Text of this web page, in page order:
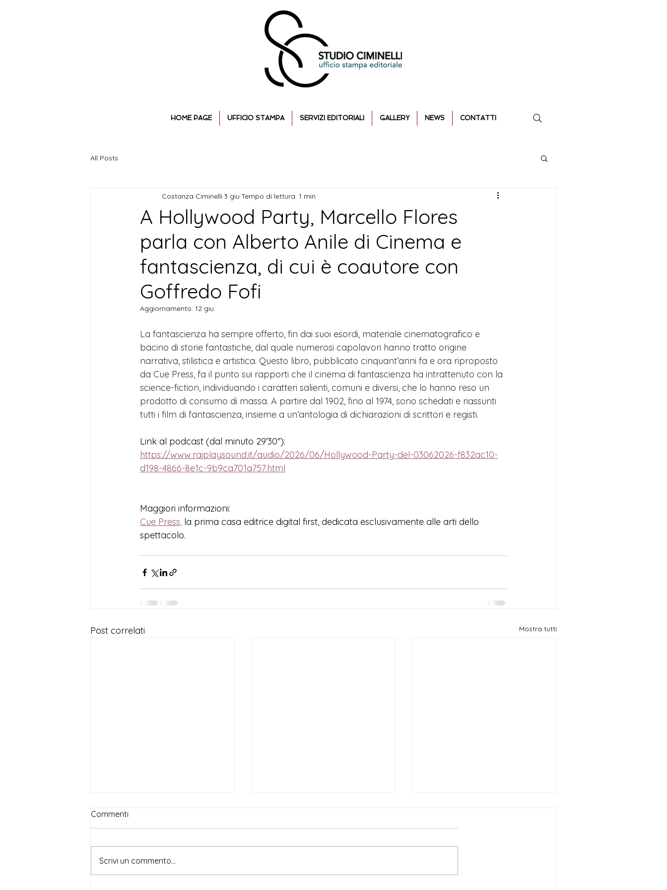
HOME PAGE UFFICIO STAMPA SERVIZI EDITORIALI GALLERY NEWS CONTATTI
All Posts
A Hollywood Party, Marcello Flores
parla con Alberto Anile di Cinema e
fantascienza, di cui è coautore con
Goffredo Fofi
Costanza Ciminelli 3 giu Tempo di lettura: 1 min
Aggiornamento: 12 giu
La fantascienza ha sempre offerto, fin dai suoi esordi, materiale cinematografico e
bacino di storie fantastiche, dal quale numerosi capolavori hanno tratto origine
narrativa, stilistica e artistica. Questo libro, pubblicato cinquant’anni fa e ora riproposto
da Cue Press, fa il punto sui rapporti che il cinema di fantascienza ha intrattenuto con la
science-fiction, individuando i caratteri salienti, comuni e diversi, che lo hanno reso un
prodotto di consumo di massa. A partire dal 1902, fino al 1974, sono schedati e riassunti
tutti i film di fantascienza, insieme a un’antologia di dichiarazioni di scrittori e registi.
Link al podcast (dal minuto 29'30''):
https://www.raiplaysound.it/audio/2026/06/Hollywood-Party-del-03062026-f832ac10-
d198-4866-8e1c-9b9ca701a757.html
Maggiori informazioni:
Cue Press, la prima casa editrice digital first, dedicata esclusivamente alle arti dello
spettacolo.
Post correlati Mostra tutti
Commenti
Scrivi un commento...